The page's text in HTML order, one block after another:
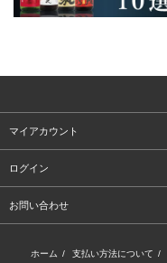
マイアカウント
ログイン
お問い合わせ
ホーム / 支払い方法について /